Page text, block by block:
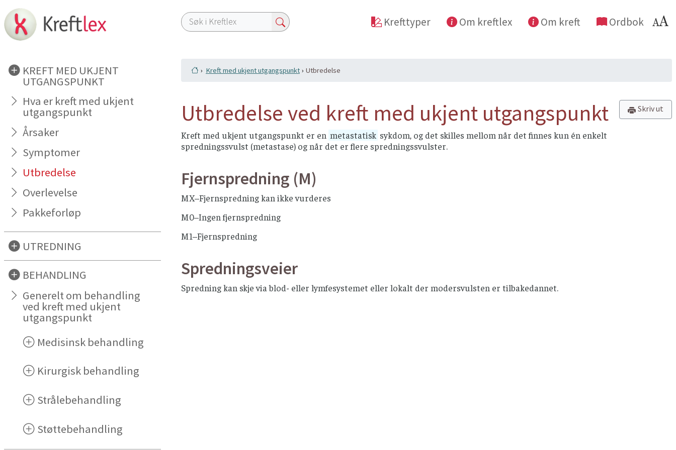
KREFT MED UKJENT
UTGANGSPUNKT
Hva er kreft med ukjent
utgangspunkt
Årsaker
Symptomer
Utbredelse
Overlevelse
Pakkeforløp
UTREDNING
BEHANDLING
Generelt om behandling
ved kreft med ukjent
utgangspunkt
Medisinsk behandling
Kirurgisk behandling
Strålebehandling
Støttebehandling
Krefttyper Om kreftlex Om kreft Ordbok
Kreft med ukjent utgangspunkt Utbredelse
Skriv ut
Utbredelse ved kreft med ukjent utgangspunkt
Kreft med ukjent utgangspunkt er en metastatisk sykdom, og det skilles mellom når det finnes kun én enkelt
spredningssvulst (metastase) og når det er flere spredningssvulster.
Fjernspredning (M)
MX–Fjernspredning kan ikke vurderes
M0–Ingen fjernspredning
M1–Fjernspredning
Spredningsveier
Spredning kan skje via blod- eller lymfesystemet eller lokalt der modersvulsten er tilbakedannet.